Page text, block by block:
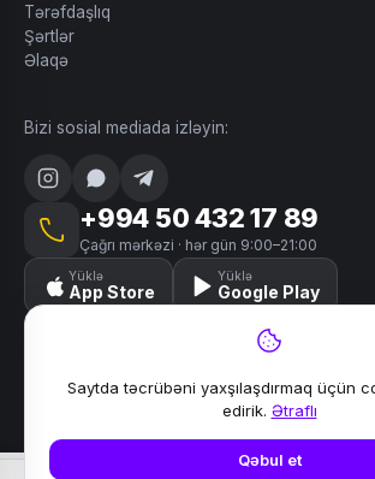
Tərəfdaşlıq
Şərtlər
Əlaqə
Bizi sosial mediada izləyin:
+994 50 432 17 89
Çağrı mərkəzi · hər gün 9:00–21:00
Yüklə
App Store
Yüklə
Google Play
© 2024–2026 Lili. Bütün hüquqlar qorunur.
Saytın xəritəsiƏlaqə
Saytda təcrübəni yaxşılaşdırmaq üçün
edirik. Ətraflı
Qəbul et